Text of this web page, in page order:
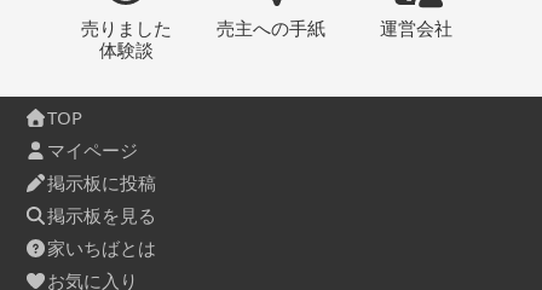
売りました
体験談
売主への手紙 運営会社
TOP
マイページ
掲示板に投稿
掲示板を見る
家いちばとは
お気に入り